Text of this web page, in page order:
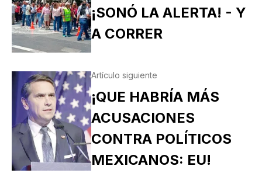
¡SONÓ LA ALERTA! - Y
A CORRER
Artículo siguiente
¡QUE HABRÍA MÁS
ACUSACIONES
CONTRA POLÍTICOS
MEXICANOS: EU!